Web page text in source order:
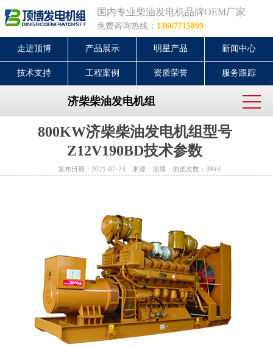
国内专业柴油发电机品牌OEM厂家
免费咨询热线： 13667715899
走进顶博 产品展示 明星产品 新闻中心
技术支持 工程案例 资质荣誉 服务跟踪
济柴柴油发电机组
800KW济柴柴油发电机组型号
Z12V190BD技术参数
发布日期：2021-07-23 来源：顶博 浏览次数： 9844